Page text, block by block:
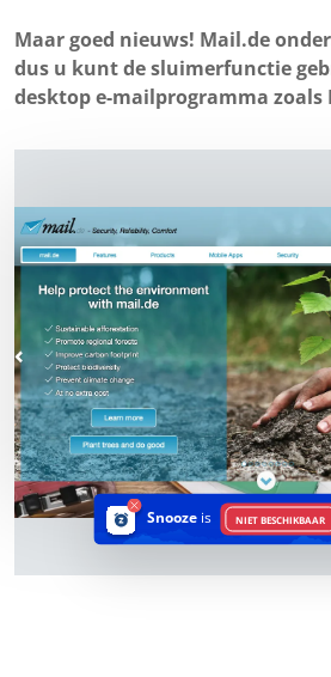
Maar goed nieuws! Mail.de
dus u kunt de sluimerfunctie
desktop e-mailprogramma zoals
Snooze is NIET BESCHIKBAAR